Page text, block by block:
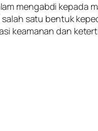
mengabdi kepada
satu bentuk
keamanan dan